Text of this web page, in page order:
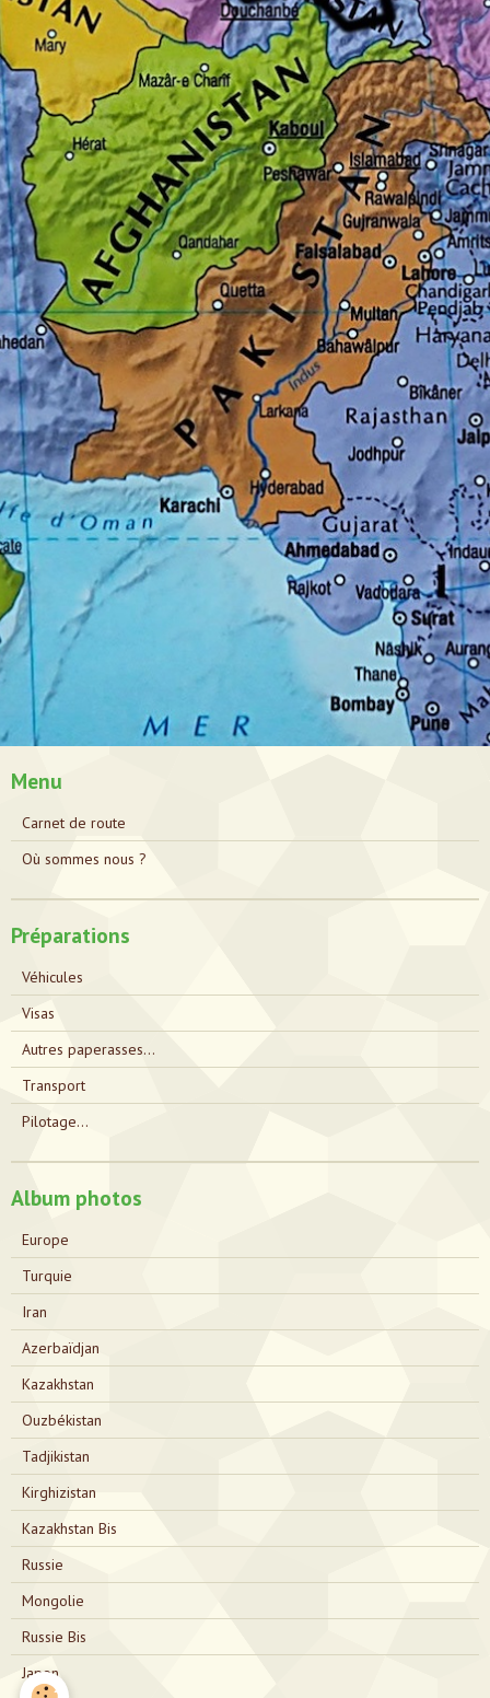
Menu
Carnet de route
Où sommes nous ?
Préparations
Véhicules
Visas
Autres paperasses...
Transport
Pilotage...
Album photos
Europe
Turquie
Iran
Azerbaïdjan
Kazakhstan
Ouzbékistan
Tadjikistan
Kirghizistan
Kazakhstan Bis
Russie
Mongolie
Russie Bis
Japon